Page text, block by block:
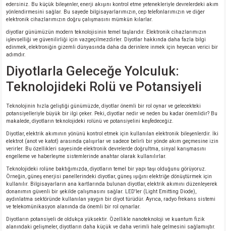
edersiniz. Bu küçük bileşenler, enerji akışını kontrol etme yetenekleriyle devrelerdeki akım
yönlendirmesini sağlar. Bu sayede bilgisayarlarımızın, cep telefonlarımızın ve diğer
elektronik cihazlarımızın doğru çalışmasını mümkün kılarlar.
diyotlar günümüzün modern teknolojisinin temel taşlarıdır. Elektronik cihazlarımızın
işlevselliği ve güvenilirliği için vazgeçilmezdirler. Diyotlar hakkında daha fazla bilgi
edinmek, elektroniğin gizemli dünyasında daha da derinlere inmek için heyecan verici bir
adımdır.
Diyotlarla Geleceğe Yolculuk:
Teknolojideki Rolü ve Potansiyeli
Teknolojinin hızla geliştiği günümüzde, diyotlar önemli bir rol oynar ve gelecekteki
potansiyelleriyle büyük bir ilgi çeker. Peki, diyotlar nedir ve neden bu kadar önemlidir? Bu
makalede, diyotların teknolojideki rolünü ve potansiyelini keşfedeceğiz.
Diyotlar, elektrik akımının yönünü kontrol etmek için kullanılan elektronik bileşenlerdir. İki
elektrot (anot ve katot) arasında çalışırlar ve sadece belirli bir yönde akım geçmesine izin
verirler. Bu özellikleri sayesinde elektronik devrelerde doğrultma, sinyal karışmasını
engelleme ve haberleşme sistemlerinde anahtar olarak kullanılırlar.
Teknolojideki rolüne baktığımızda, diyotların temel bir yapı taşı olduğunu görüyoruz.
Örneğin, güneş enerjisi panellerindeki diyotlar, güneş ışığını elektriğe dönüştürmek için
kullanılır. Bilgisayarların ana kartlarında bulunan diyotlar, elektrik akımını düzenleyerek
donanımın güvenli bir şekilde çalışmasını sağlar. LED'ler (Light Emitting Diode),
aydınlatma sektöründe kullanılan yaygın bir diyot türüdür. Ayrıca, radyo frekans sistemi
ve telekomünikasyon alanında da önemli bir rol oynarlar.
Diyotların potansiyeli de oldukça yüksektir. Özellikle nanoteknoloji ve kuantum fizik
alanındaki gelişmeler, diyotların daha küçük ve daha verimli hale gelmesini sağlamıştır.